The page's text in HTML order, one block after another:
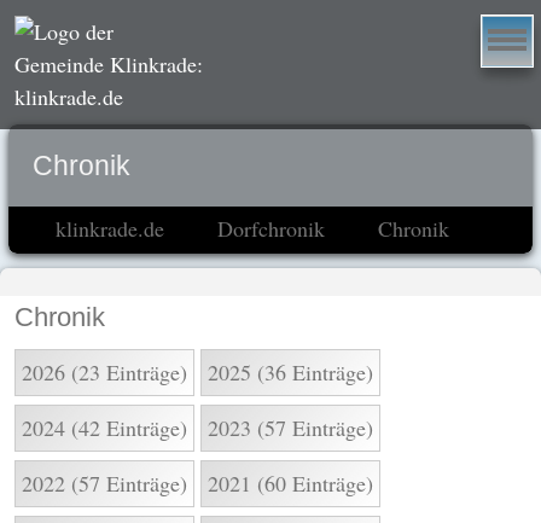
Chronik
klinkrade.de Dorfchronik Chronik
Chronik
2026 (23 Einträge)
2025 (36 Einträge)
2024 (42 Einträge)
2023 (57 Einträge)
2022 (57 Einträge)
2021 (60 Einträge)